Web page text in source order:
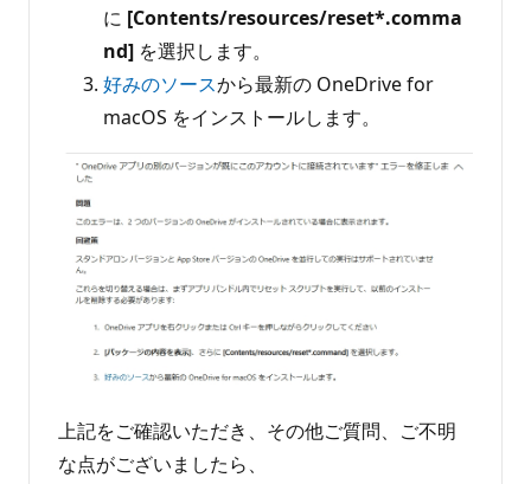
に [Contents/resources/reset*.comma
nd] を選択します。
好みのソースから最新の OneDrive for
macOS をインストールします。
上記をご確認いただき、その他ご質問、ご不明
な点がございましたら、